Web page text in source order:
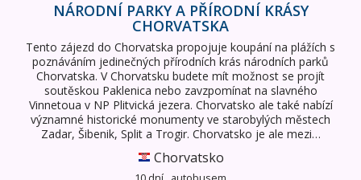
NÁRODNÍ PARKY A PŘÍRODNÍ KRÁSY
CHORVATSKA
Tento zájezd do Chorvatska propojuje koupání na plážích s
poznáváním jedinečných přírodních krás národních parků
Chorvatska. V Chorvatsku budete mít možnost se projít
soutěskou Paklenica nebo zavzpomínat na slavného
Vinnetoua v NP Plitvická jezera. Chorvatsko ale také nabízí
významné historické monumenty ve starobylých městech
Zadar, Šibenik, Split a Trogir. Chorvatsko je ale mezi…
Chorvatsko